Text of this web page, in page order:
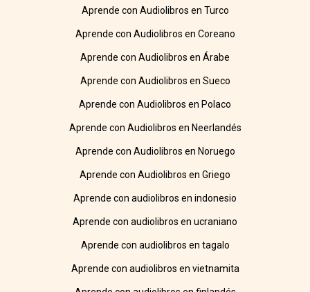
Aprende con Audiolibros en Turco
Aprende con Audiolibros en Coreano
Aprende con Audiolibros en Árabe
Aprende con Audiolibros en Sueco
Aprende con Audiolibros en Polaco
Aprende con Audiolibros en Neerlandés
Aprende con Audiolibros en Noruego
Aprende con Audiolibros en Griego
Aprende con audiolibros en indonesio
Aprende con audiolibros en ucraniano
Aprende con audiolibros en tagalo
Aprende con audiolibros en vietnamita